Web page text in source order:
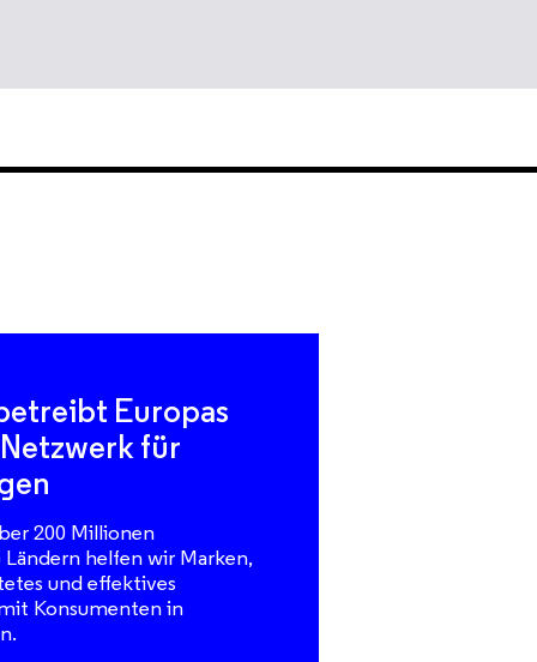
Europas
für
200 Millionen
Ländern helfen wir Marken,
und effektives
Konsumenten in